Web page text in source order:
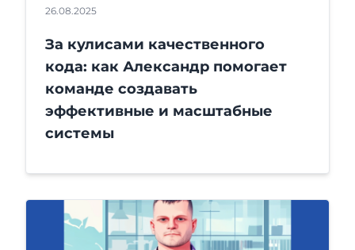
26.08.2025
За кулисами качественного
кода: как Александр помогает
команде создавать
эффективные и масштабные
системы